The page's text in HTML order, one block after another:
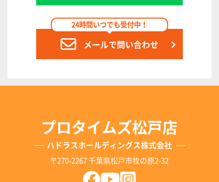
24時間いつでも受付中！
メールで問い合わせ
プロタイムズ松戸店
ハドラスホールディングス株式会社
〒270-2267 千葉県松戸市牧の原2-32